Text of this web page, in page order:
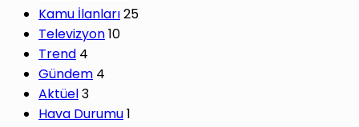
Kamu İlanları25
Televizyon10
Trend 4
Gündem 4
Aktüel3
Hava Durumu1